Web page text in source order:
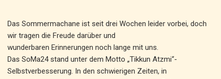
Das Sommermachane ist seit drei Wochen leider vorbei, doch
wir tragen die Freude darüber und
wunderbaren Erinnerungen noch lange mit uns.
Das SoMa24 stand unter dem Motto „Tikkun Atzmi“-
Selbstverbesserung. In den schwierigen Zeiten, in